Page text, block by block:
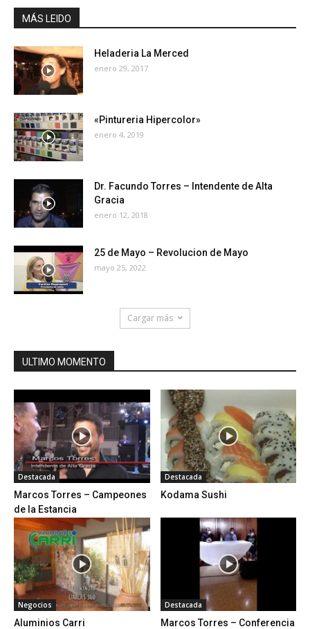
MÁS LEIDO
Heladeria La Merced
enero 29, 2017
«Pintureria Hipercolor»
enero 4, 2019
Dr. Facundo Torres – Intendente de Alta
Gracia
enero 12, 2018
25 de Mayo – Revolucion de Mayo
mayo 25, 2022
Cargar más
ULTIMO MOMENTO
Destacada
Marcos Torres – Campeones
de la Estancia
Destacada
Kodama Sushi
Negocios
Aluminios Carri
Destacada
Marcos Torres – Conferencia